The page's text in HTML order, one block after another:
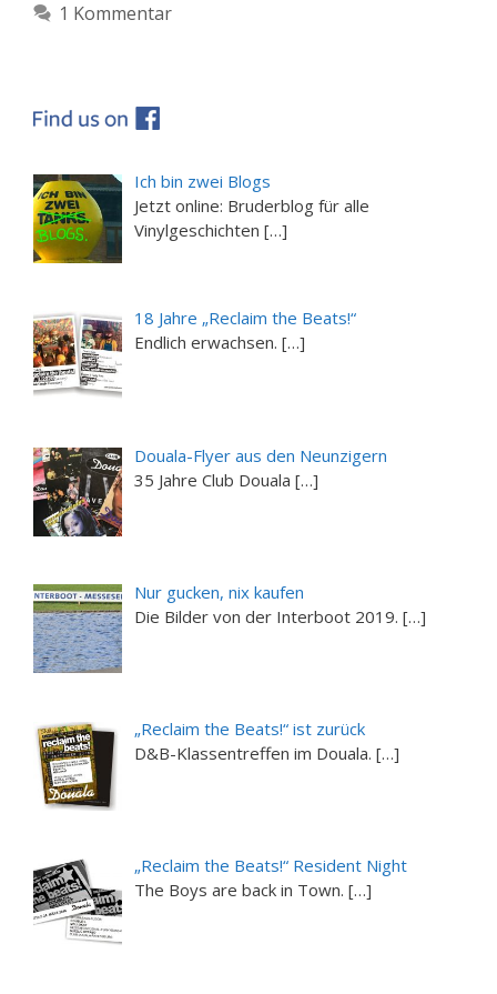
1 Kommentar
Ich bin zwei Blogs
Jetzt online: Bruderblog für alle
Vinylgeschichten […]
18 Jahre „Reclaim the Beats!“
Endlich erwachsen. […]
Douala-Flyer aus den Neunzigern
35 Jahre Club Douala […]
Nur gucken, nix kaufen
Die Bilder von der Interboot 2019. […]
„Reclaim the Beats!“ ist zurück
D&B-Klassentreffen im Douala. […]
„Reclaim the Beats!“ Resident Night
The Boys are back in Town. […]